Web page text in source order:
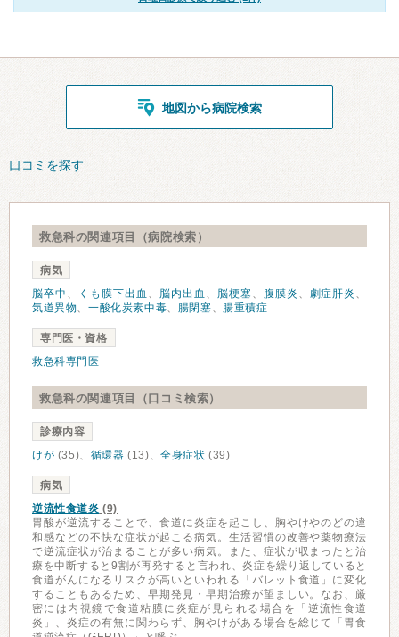
地図から病院検索
口コミを探す
救急科の関連項目（病院検索）
病気
脳卒中 、 くも膜下出血 、 脳内出血 、 脳梗塞、 腹膜炎 、 劇症肝炎 、
気道異物、一酸化炭素中毒、 腸閉塞、 腸重積症
専門医・資格
救急科専門医
救急科の関連項目（口コミ検索）
診療内容
けが (35)、 循環器 (13)、全身症状 (39)
病気
逆流性食道炎 (9)
胃酸が逆流することで、食道に炎症を起こし、胸やけやのどの違
和感などの不快な症状が起こる病気。生活習慣の改善や薬物療法
で逆流症状が治まることが多い病気。また、症状が収まったと治
療を中断すると9割が再発すると言われ、炎症を繰り返していると
食道がんになるリスクが高いといわれる「バレット食道」に変化
することもあるため、早期発見・早期治療が望ましい。なお、厳
密には内視鏡で食道粘膜に炎症が見られる場合を「逆流性食道
炎」、炎症の有無に関わらず、胸やけがある場合を総じて「胃食